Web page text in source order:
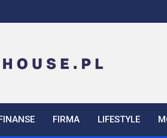
FIRMA LIFESTYLE